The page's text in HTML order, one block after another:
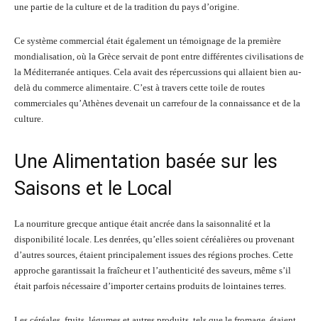
une partie de la culture et de la tradition du pays d’origine.
Ce système commercial était également un témoignage de la première
mondialisation, où la Grèce servait de pont entre différentes civilisations de
la Méditerranée antiques. Cela avait des répercussions qui allaient bien au-
delà du commerce alimentaire. C’est à travers cette toile de routes
commerciales qu’Athènes devenait un carrefour de la connaissance et de la
culture.
Une Alimentation basée sur les
Saisons et le Local
La nourriture grecque antique était ancrée dans la saisonnalité et la
disponibilité locale. Les denrées, qu’elles soient céréalières ou provenant
d’autres sources, étaient principalement issues des régions proches. Cette
approche garantissait la fraîcheur et l’authenticité des saveurs, même s’il
était parfois nécessaire d’importer certains produits de lointaines terres.